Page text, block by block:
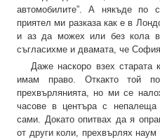
автомобилите”. А някъде по
приятел ми разказа как е в
и аз да можех или без кола
съгласихме и двамата, че
Даже наскоро взех старата
имам право. Откакто той
прехвърлянията, но ми се
часове в центъра с
сами. Докато опитвах да я
от други коли, прехвърлях